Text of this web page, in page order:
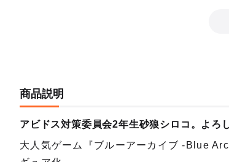
商品説明
アビドス対策委員会2年生砂狼シロコ。よろ
大人気ゲーム『ブルーアーカイブ -Blue